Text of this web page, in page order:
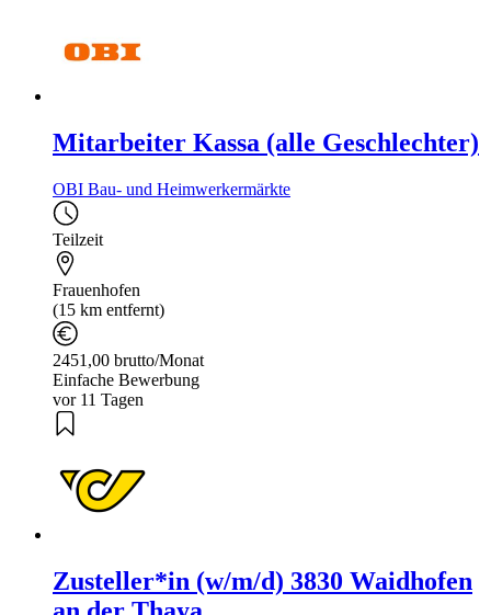
Mitarbeiter Kassa (alle Geschlechter)
OBI Bau- und Heimwerkermärkte
Teilzeit
Frauenhofen
(15 km entfernt)
2451,00 brutto/Monat
Einfache Bewerbung
vor 11 Tagen
Zusteller*in (w/m/d) 3830 Waidhofen